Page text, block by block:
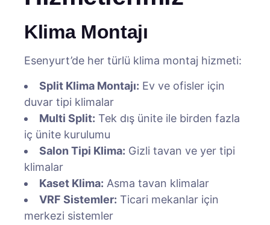
Klima Montajı
Esenyurt’de her türlü klima montaj hizmeti:
Split Klima Montajı: Ev ve ofisler için
duvar tipi klimalar
Multi Split: Tek dış ünite ile birden fazla
iç ünite kurulumu
Salon Tipi Klima: Gizli tavan ve yer tipi
klimalar
Kaset Klima: Asma tavan klimalar
VRF Sistemler: Ticari mekanlar için
merkezi sistemler